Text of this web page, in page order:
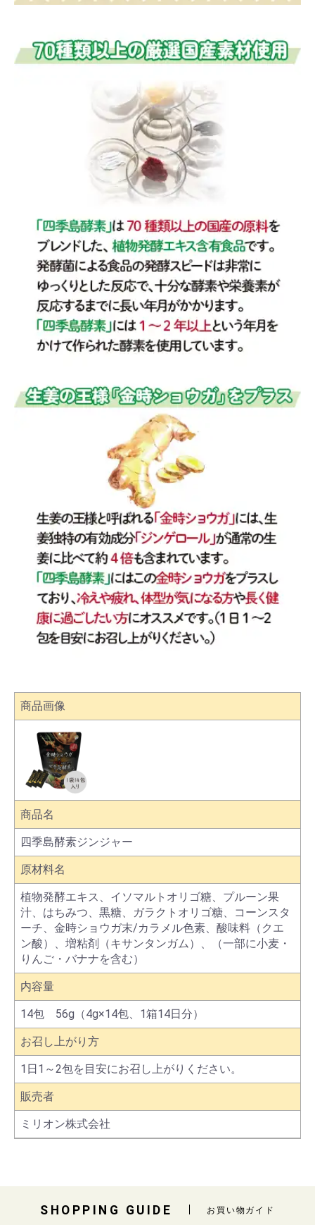
商品画像
商品名
四季島酵素ジンジャー
原材料名
植物発酵エキス、イソマルトオリゴ糖、プルーン果
汁、はちみつ、黒糖、ガラクトオリゴ糖、コーンスタ
ーチ、金時ショウガ末/カラメル色素、酸味料（クエ
ン酸）、増粘剤（キサンタンガム）、（一部に小麦・
りんご・バナナを含む）
内容量
14包 56g（4g×14包、1箱14日分）
お召し上がり方
1日1～2包を目安にお召し上がりください。
販売者
ミリオン株式会社
SHOPPING GUIDE お買い物ガイド